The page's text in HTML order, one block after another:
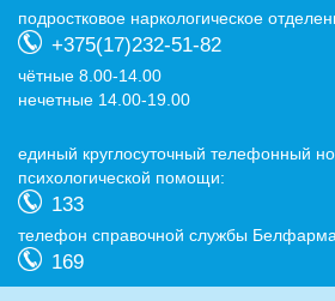
подростковое наркологическое
+375(17)232-51-82
чётные 8.00-14.00
нечетные 14.00-19.00
eдиный круглосуточный телефонный
психологической помощи:
133
телефон справочной службы
169